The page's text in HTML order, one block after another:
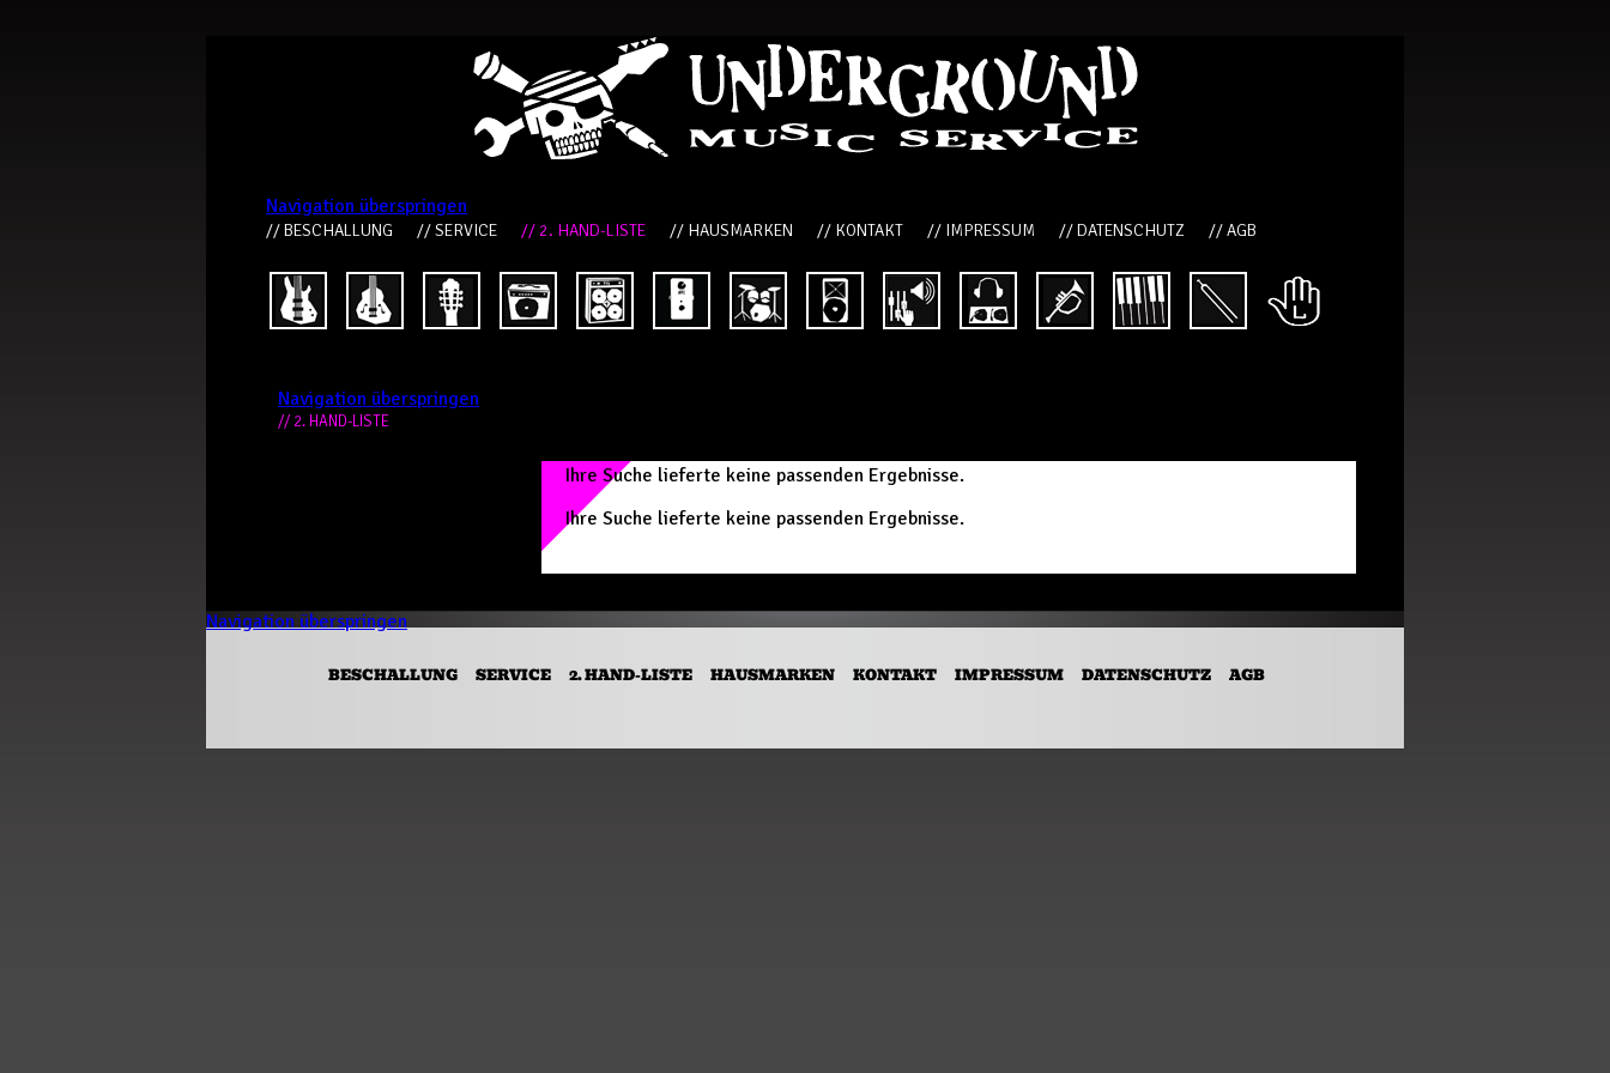
Navigation überspringen
// BESCHALLUNG // SERVICE // 2. HAND-LISTE // HAUSMARKEN // KONTAKT // IMPRESSUM // DATENSCHUTZ // AGB
Navigation überspringen
// 2. HAND-LISTE
Ihre Suche lieferte keine passenden Ergebnisse.
Ihre Suche lieferte keine passenden Ergebnisse.
Navigation überspringen
BESCHALLUNG SERVICE 2. HAND-LISTE HAUSMARKEN KONTAKT IMPRESSUM DATENSCHUTZ AGB